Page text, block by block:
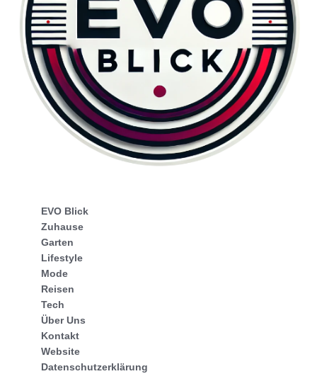
EVO Blick
Zuhause
Garten
Lifestyle
Mode
Reisen
Tech
Über Uns
Kontakt
Website
Datenschutzerklärung